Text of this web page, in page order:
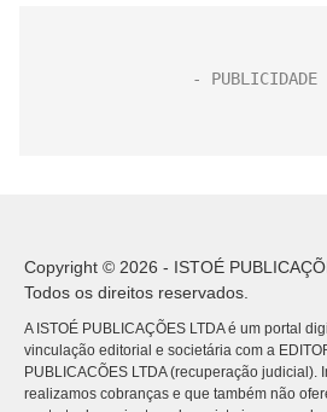
Copyright © 2026 - ISTOÉ
Todos os direitos reservados.
A ISTOÉ PUBLICAÇÕES LTDA é um portal
vinculação editorial e societária com a
PUBLICACÕES LTDA (recuperação judicial).
realizamos cobranças e que também não